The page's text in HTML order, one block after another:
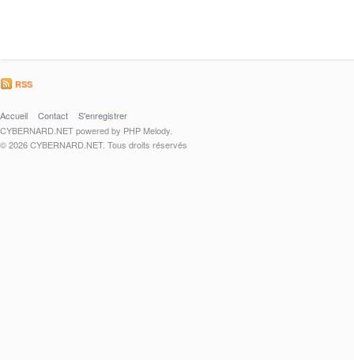
RSS
Accueil Contact
S'enregistrer
CYBERNARD.NET powered by PHP Melody.
© 2026 CYBERNARD.NET. Tous droits réservés